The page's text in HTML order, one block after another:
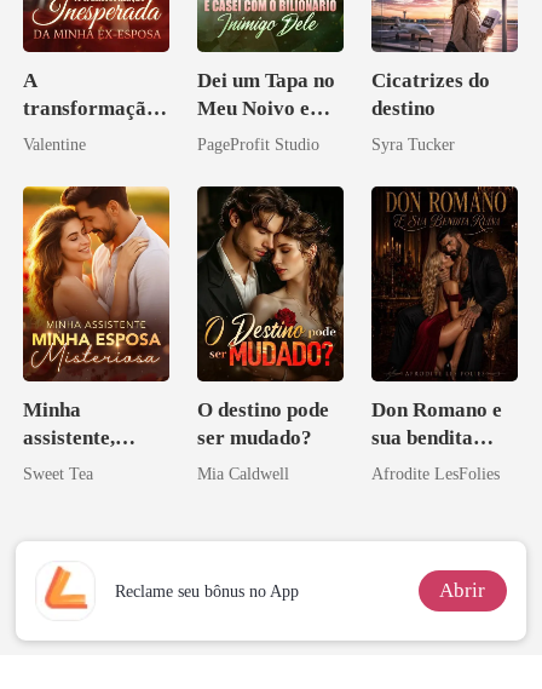
A
transformação
inesperada da
esposa
Valentine
Dei um Tapa no
Meu Noivo e
Casei com o
Inimigo Dele
PageProfit Studio
Cicatrizes do
destino
Syra Tucker
Minha
assistente,
minha esposa
Sweet Tea
O destino pode
ser mudado?
Mia Caldwell
Don Romano e
sua bendita
ruína
Afrodite LesFolies
Reclame seu bônus no App Abrir